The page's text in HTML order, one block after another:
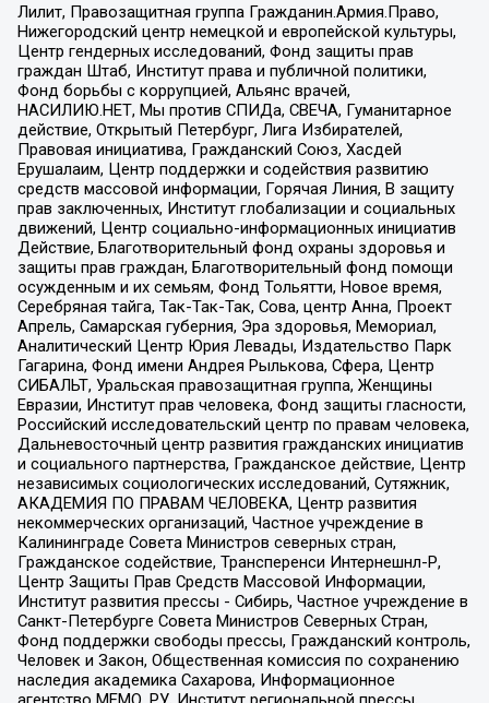
Лилит, Правозащитная группа Гражданин.Армия.Право,
Нижегородский центр немецкой и европейской культуры,
Центр гендерных исследований, Фонд защиты прав
граждан Штаб, Институт права и публичной политики,
Фонд борьбы с коррупцией, Альянс врачей,
НАСИЛИЮ.НЕТ, Мы против СПИДа, СВЕЧА, Гуманитарное
действие, Открытый Петербург, Лига Избирателей,
Правовая инициатива, Гражданский Союз, Хасдей
Ерушалаим, Центр поддержки и содействия развитию
средств массовой информации, Горячая Линия, В защиту
прав заключенных, Институт глобализации и социальных
движений, Центр социально-информационных инициатив
Действие, Благотворительный фонд охраны здоровья и
защиты прав граждан, Благотворительный фонд помощи
осужденным и их семьям, Фонд Тольятти, Новое время,
Серебряная тайга, Так-Так-Так, Сова, центр Анна, Проект
Апрель, Самарская губерния, Эра здоровья, Мемориал,
Аналитический Центр Юрия Левады, Издательство Парк
Гагарина, Фонд имени Андрея Рылькова, Сфера, Центр
СИБАЛЬТ, Уральская правозащитная группа, Женщины
Евразии, Институт прав человека, Фонд защиты гласности,
Российский исследовательский центр по правам человека,
Дальневосточный центр развития гражданских инициатив
и социального партнерства, Гражданское действие, Центр
независимых социологических исследований, Сутяжник,
АКАДЕМИЯ ПО ПРАВАМ ЧЕЛОВЕКА, Центр развития
некоммерческих организаций, Частное учреждение в
Калининграде Совета Министров северных стран,
Гражданское содействие, Трансперенси Интернешнл-Р,
Центр Защиты Прав Средств Массовой Информации,
Институт развития прессы - Сибирь, Частное учреждение в
Санкт-Петербурге Совета Министров Северных Стран,
Фонд поддержки свободы прессы, Гражданский контроль,
Человек и Закон, Общественная комиссия по сохранению
наследия академика Сахарова, Информационное